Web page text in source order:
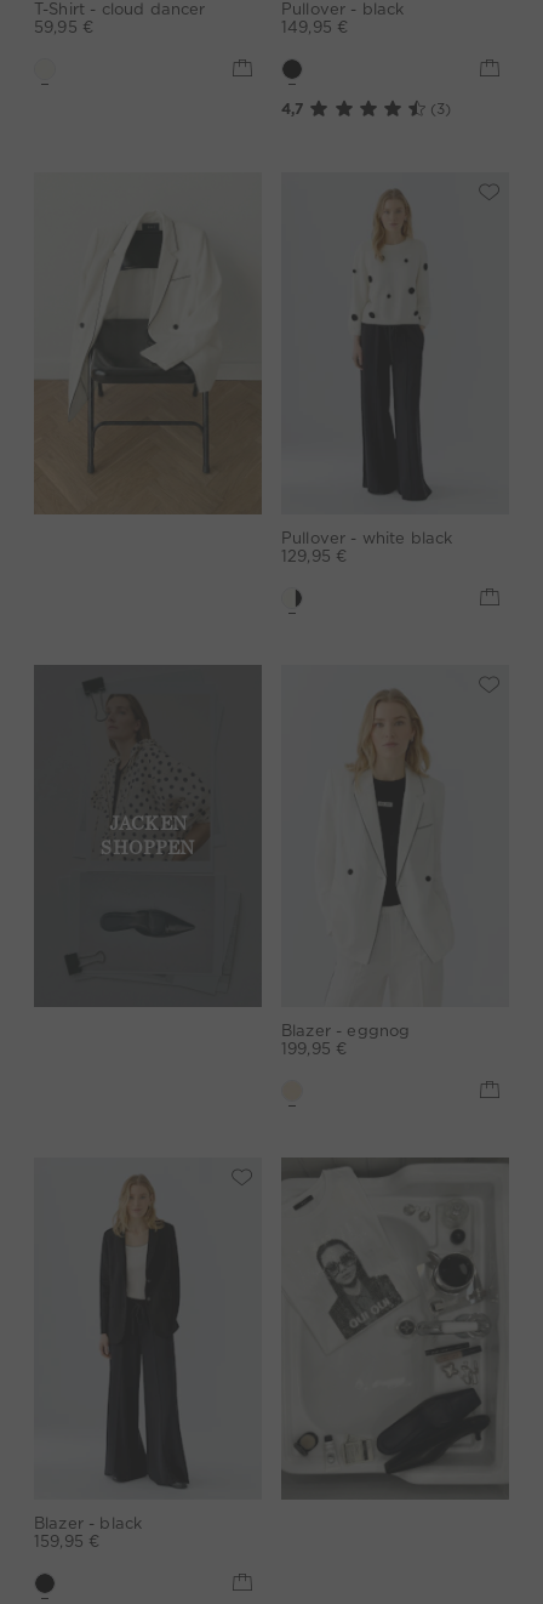
T-Shirt - cloud dancer
59,95 €
Pullover - black
149,95 €
4,7 (3)
Pullover - white black
129,95 €
JACKEN
SHOPPEN
Blazer - eggnog
199,95 €
Blazer - black
159,95 €